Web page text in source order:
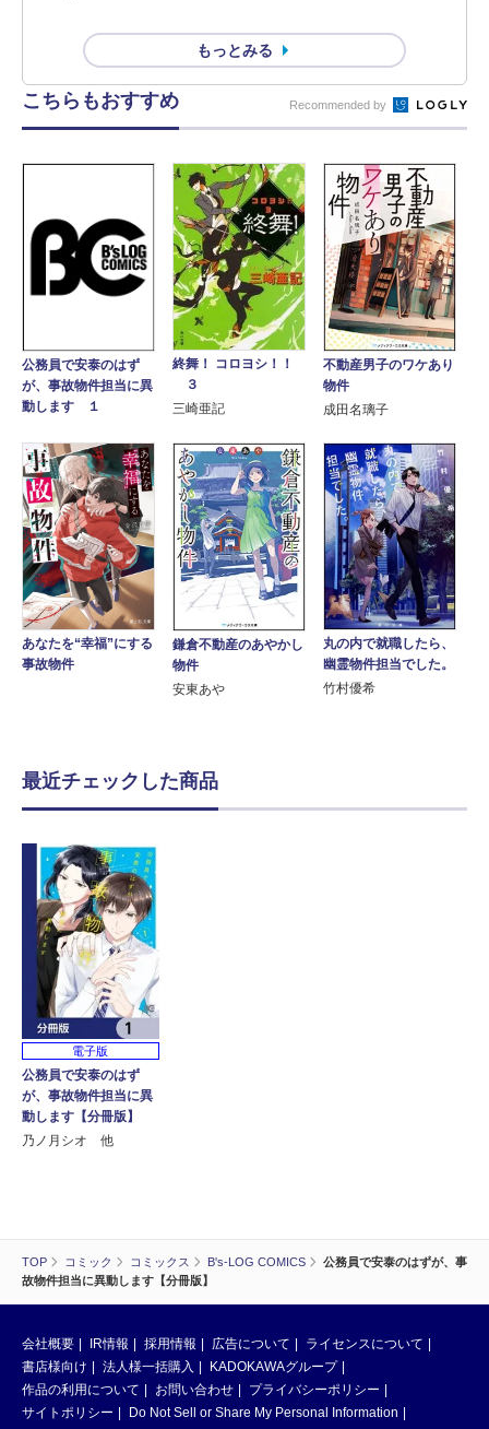
TOP コミック コミックス B's-LOG COMICS
公務員で安泰のはずが、事
故物件担当に異動します【分冊版】
もっとみる
こちらもおすすめ Recommended by
公務員で安泰のはず
が、事故物件担当に異
動します １
終舞！ コロヨシ！！
３
三崎亜記
不動産男子のワケあり
物件
成田名璃子
あなたを“幸福”にする
事故物件
鎌倉不動産のあやかし
物件
安東あや
丸の内で就職したら、
幽霊物件担当でした。
竹村優希
最近チェックした商品
電子版
公務員で安泰のはず
が、事故物件担当に異
動します【分冊版】
乃ノ月シオ 他
会社概要 IR情報 採用情報 広告について
ライセンスについて
書店様向け
法人様一括購入
KADOKAWAグループ
作品の利用について
お問い合わせ
プライバシーポリシー
サイトポリシー
Do Not Sell or Share My Personal Information